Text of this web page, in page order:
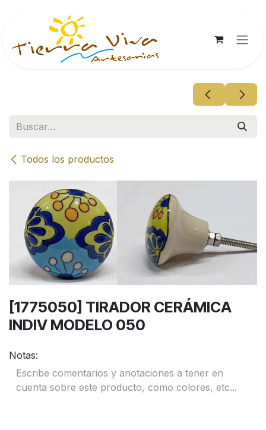
Todos los productos
[1775050] TIRADOR CERÁMICA
INDIV MODELO 050
Notas: